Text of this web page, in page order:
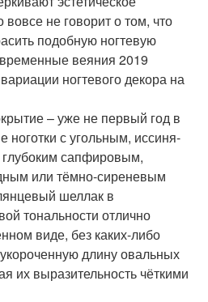
вовсе не говорит о том, что
подобную ногтевую
веяния 2019
ногтевого декора на
– уже не первый год в
ноготки с угольным, иссиня-
сапфировым,
или тёмно-сиреневым
шеллак в
тональности отлично
виде, без каких-либо
длину овальных
их выразительность чёткими